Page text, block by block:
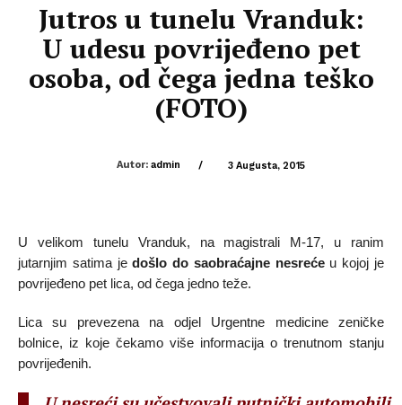
Jutros u tunelu Vranduk:
U udesu povrijeđeno pet
osoba, od čega jedna teško
(FOTO)
Autor: admin / 3 Augusta, 2015
U velikom tunelu Vranduk, na magistrali M-17, u ranim
jutarnjim satima jedošlo do saobraćajne nesrećeu kojoj je
povrijeđeno pet lica, od čega jedno teže.
Lica su prevezena na odjel Urgentne medicine zeničke
bolnice, iz koje čekamo više informacija o trenutnom stanju
povrijeđenih.